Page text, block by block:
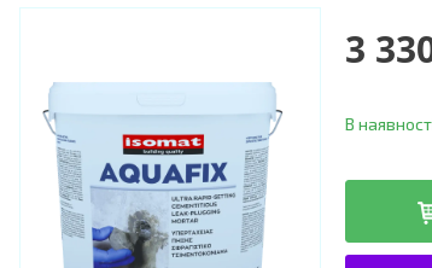
3
В